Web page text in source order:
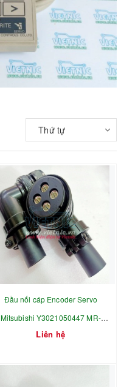
Thứ tự
Đầu nối cáp Encoder Servo
Mitsubishi Y3021050447 MR-
PWCNS3 32-17S 4 chân
Liên hệ